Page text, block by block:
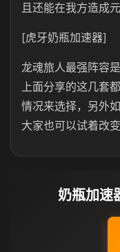
且还能在我方造成
[虎牙奶瓶加速器]
龙魂旅人最强阵容
上面分享的这几套
情况来选择，另外
大家也可以试着改
奶瓶加速